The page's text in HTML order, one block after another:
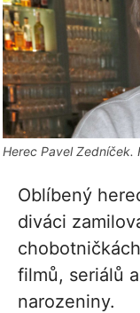
Herec Pavel Zedníček.
Oblíbený
diváci
filmů, seriálů
narozeniny.